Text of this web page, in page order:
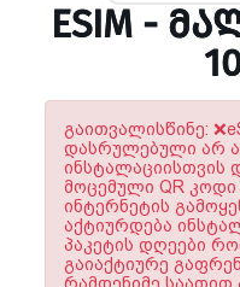
ESIM -
გაითვალისწინე:
დასრულებული არ
ინსტალაციისთვის
მოცემული QR
ინტერნეტის
აქტიურდება
პაკეტის დღეები
გაიაქტიურე